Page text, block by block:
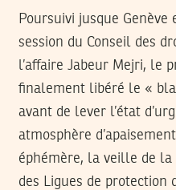
Poursuivi jusque
session du Conseil des
l’affaire Jabeur Mejri, le
finalement libéré le «
avant de lever l’état
atmosphère
éphémère, la veille de
des Ligues de protection